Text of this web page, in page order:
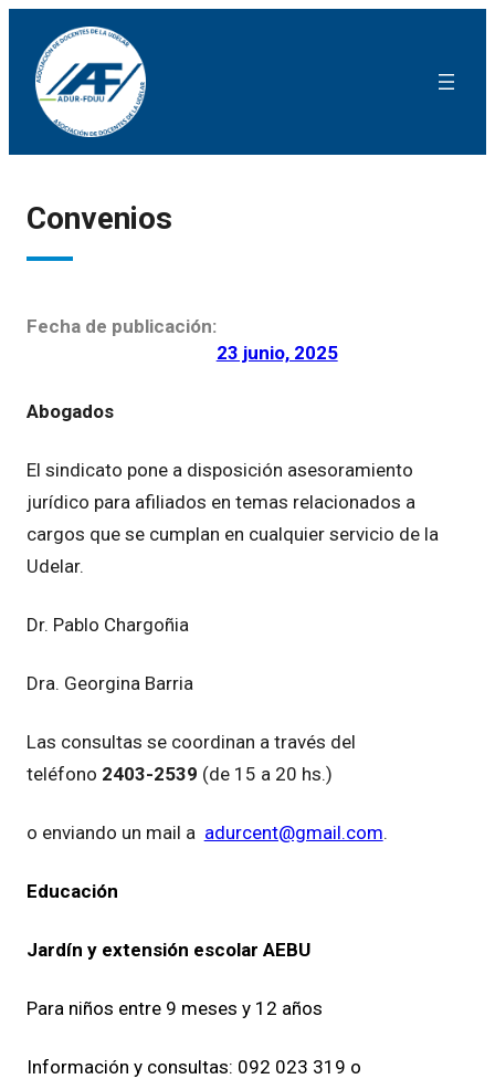
Convenios
Fecha de publicación:
23 junio, 2025
Abogados
El sindicato pone a disposición asesoramiento
jurídico para afiliados en temas relacionados a
cargos que se cumplan en cualquier servicio de la
Udelar.
Dr. Pablo Chargoñia
Dra. Georgina Barria
Las consultas se coordinan a través del
teléfono 2403-2539 (de 15 a 20 hs.)
o enviando un mail a adurcent@gmail.com.
Educación
Jardín y extensión escolar AEBU
Para niños entre 9 meses y 12 años
Información y consultas: 092 023 319 o